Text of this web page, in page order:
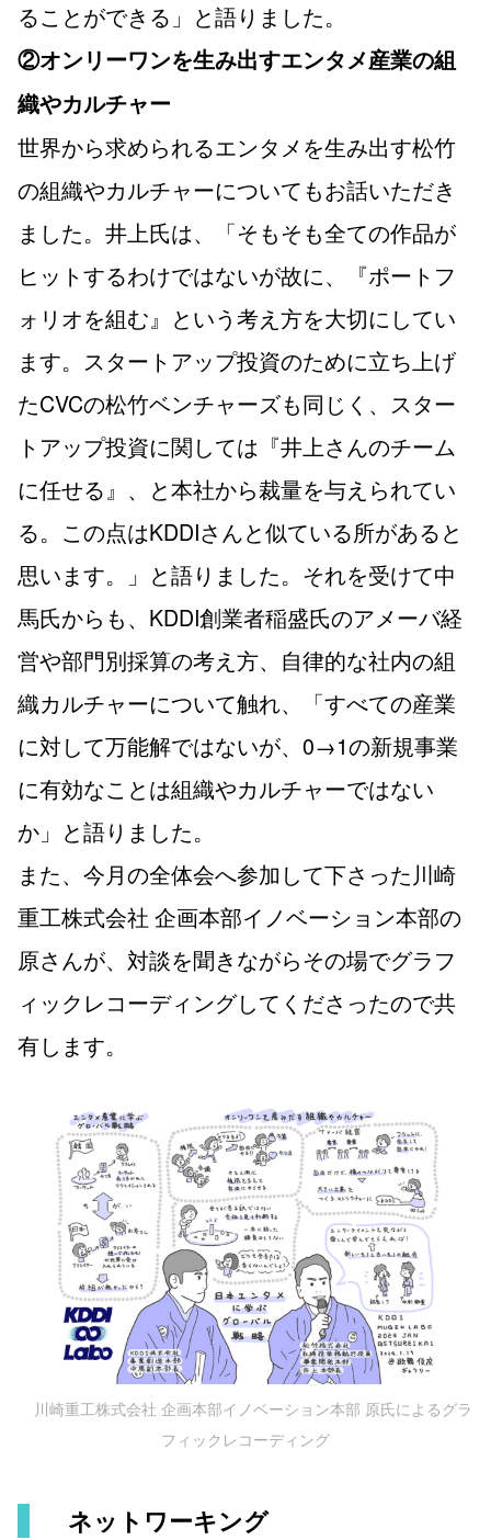
ることができる」と語りました。
②オンリーワンを生み出すエンタメ産業の組
織やカルチャー
世界から求められるエンタメを生み出す松竹
の組織やカルチャーについてもお話いただき
ました。井上氏は、「そもそも全ての作品が
ヒットするわけではないが故に、『ポートフ
ォリオを組む』という考え方を大切にしてい
ます。スタートアップ投資のために立ち上げ
たCVCの松竹ベンチャーズも同じく、スター
トアップ投資に関しては『井上さんのチーム
に任せる』、と本社から裁量を与えられてい
る。この点はKDDIさんと似ている所があると
思います。」と語りました。それを受けて中
馬氏からも、KDDI創業者稲盛氏のアメーバ経
営や部門別採算の考え方、自律的な社内の組
織カルチャーについて触れ、「すべての産業
に対して万能解ではないが、0→1の新規事業
に有効なことは組織やカルチャーではない
か」と語りました。
また、今月の全体会へ参加して下さった川崎
重工株式会社 企画本部イノベーション本部の
原さんが、対談を聞きながらその場でグラフ
ィックレコーディングしてくださったので共
有します。
川崎重工株式会社 企画本部イノベーション本部 原氏によるグラ
フィックレコーディング
ネットワーキング